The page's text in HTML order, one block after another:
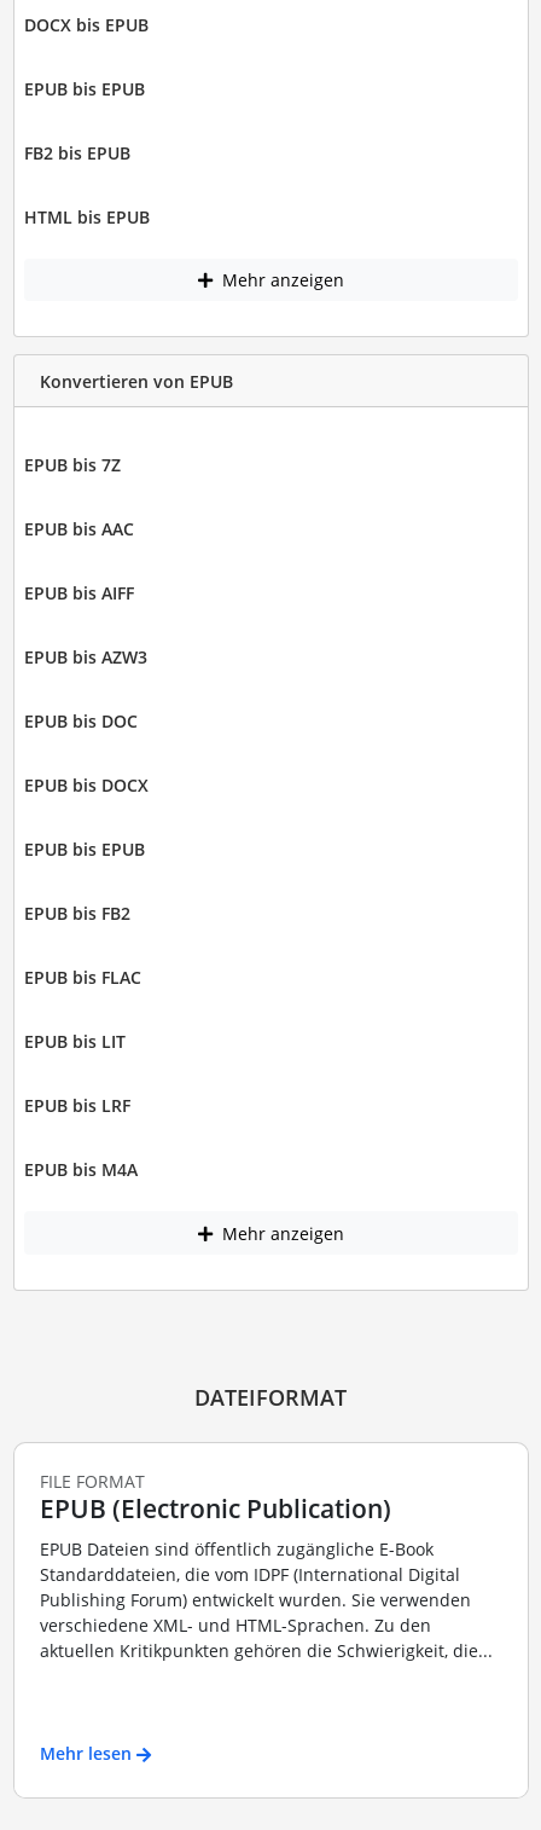
DOCX bis EPUB
EPUB bis EPUB
FB2 bis EPUB
HTML bis EPUB
Mehr anzeigen
Konvertieren von EPUB
EPUB bis 7Z
EPUB bis AAC
EPUB bis AIFF
EPUB bis AZW3
EPUB bis DOC
EPUB bis DOCX
EPUB bis EPUB
EPUB bis FB2
EPUB bis FLAC
EPUB bis LIT
EPUB bis LRF
EPUB bis M4A
Mehr anzeigen
DATEIFORMAT
FILE FORMAT
EPUB (Electronic Publication)
EPUB Dateien sind öffentlich zugängliche E-Book
Standarddateien, die vom IDPF (International Digital
Publishing Forum) entwickelt wurden. Sie verwenden
verschiedene XML- und HTML-Sprachen. Zu den
aktuellen Kritikpunkten gehören die Schwierigkeit, die...
Mehr lesen